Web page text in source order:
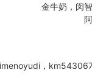
金牛奶，闵
，